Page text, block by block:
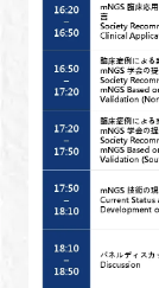
LINK-Jを知る
特別会員
施設・アクセス
FAQ
イベントお知ら